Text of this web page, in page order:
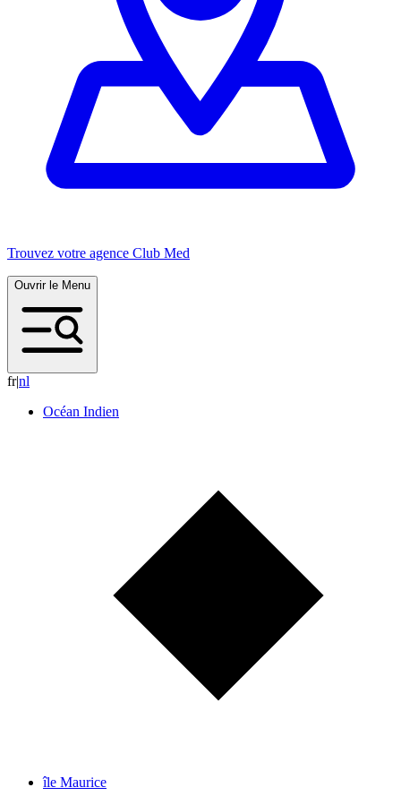
Trouvez votre agence Club Med
Ouvrir le Menu
fr|nl
Océan Indien
île Maurice